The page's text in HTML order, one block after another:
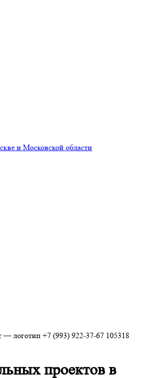
и Московской области
+7 (993) 922-37-67 105318
проектов в